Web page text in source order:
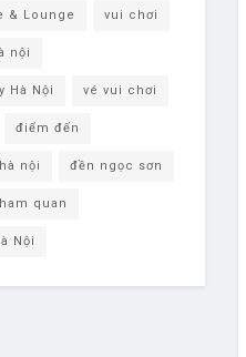
& Lounge vui chơi
nội
Hà Nội vé vui chơi
điểm đến
nội đền ngọc sơn
quan
Nội